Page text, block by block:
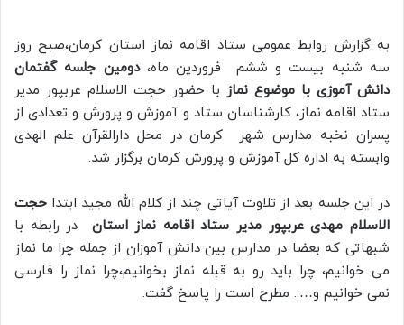
به گزارش روابط عمومی ستاد اقامه نماز استان کرمان،صبح روز
سه شنبه بیست و ششم فروردین ماه،دومین جلسه گفتمان
دانش آموزی با موضوع نماز با حضور حجت الاسلام عربپور مدیر
ستاد اقامه نماز، کارشناسان ستاد و آموزش و پرورش و تعدادی از
پسران نخبه مدارس شهر کرمان در محل دارالقرآن علم الهدی
وابسته به اداره کل آموزش و پرورش کرمان برگزار شد.
در این جلسه بعد از تلاوت آیاتی چند از کلام الله مجید ابتدا حجت
الاسلام مهدی عربپور مدیر ستاد اقامه نماز استان در رابطه با
شبهاتی که بعضا در مدارس بین دانش آموزان از جمله چرا ما نماز
می خوانیم، چرا باید رو به قبله نماز بخوانیم،چرا نماز را فارسی
نمی خوانیم و….. مطرح است را پاسخ گفت.